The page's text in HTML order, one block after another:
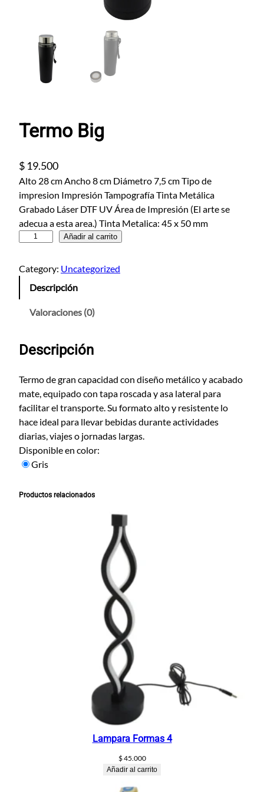
Termo Big
$ 19.500
Alto 28 cm Ancho 8 cm Diámetro 7,5 cm Tipo de
impresion Impresión Tampografía Tinta Metálica
Grabado Láser DTF UV Área de Impresión (El arte se
adecua a esta area.) Tinta Metalica: 45 x 50 mm
r
m
c
n
t
i
d
a
d
Añadir al carrito
Category: Uncategorized
Descripción
Valoraciones (0)
Descripción
Termo de gran capacidad con diseño metálico y acabado
mate, equipado con tapa roscada y asa lateral para
facilitar el transporte. Su formato alto y resistente lo
hace ideal para llevar bebidas durante actividades
diarias, viajes o jornadas largas.
Disponible en color:
Gris
Productos relacionados
Lampara Formas 4
$45.000
Añadir al carrito